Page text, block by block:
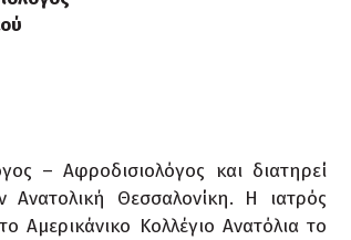
– Αφροδισιολόγος και διατηρεί
Ανατολική Θεσσαλονίκη. Η ιατρός
Κολλέγιο Ανατόλια το